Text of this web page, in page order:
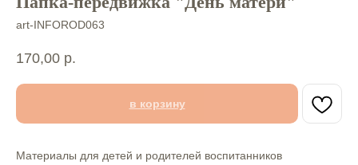
art-INFOROD063
170,00 р.
в корзину
Материалы для детей и родителей воспитанников